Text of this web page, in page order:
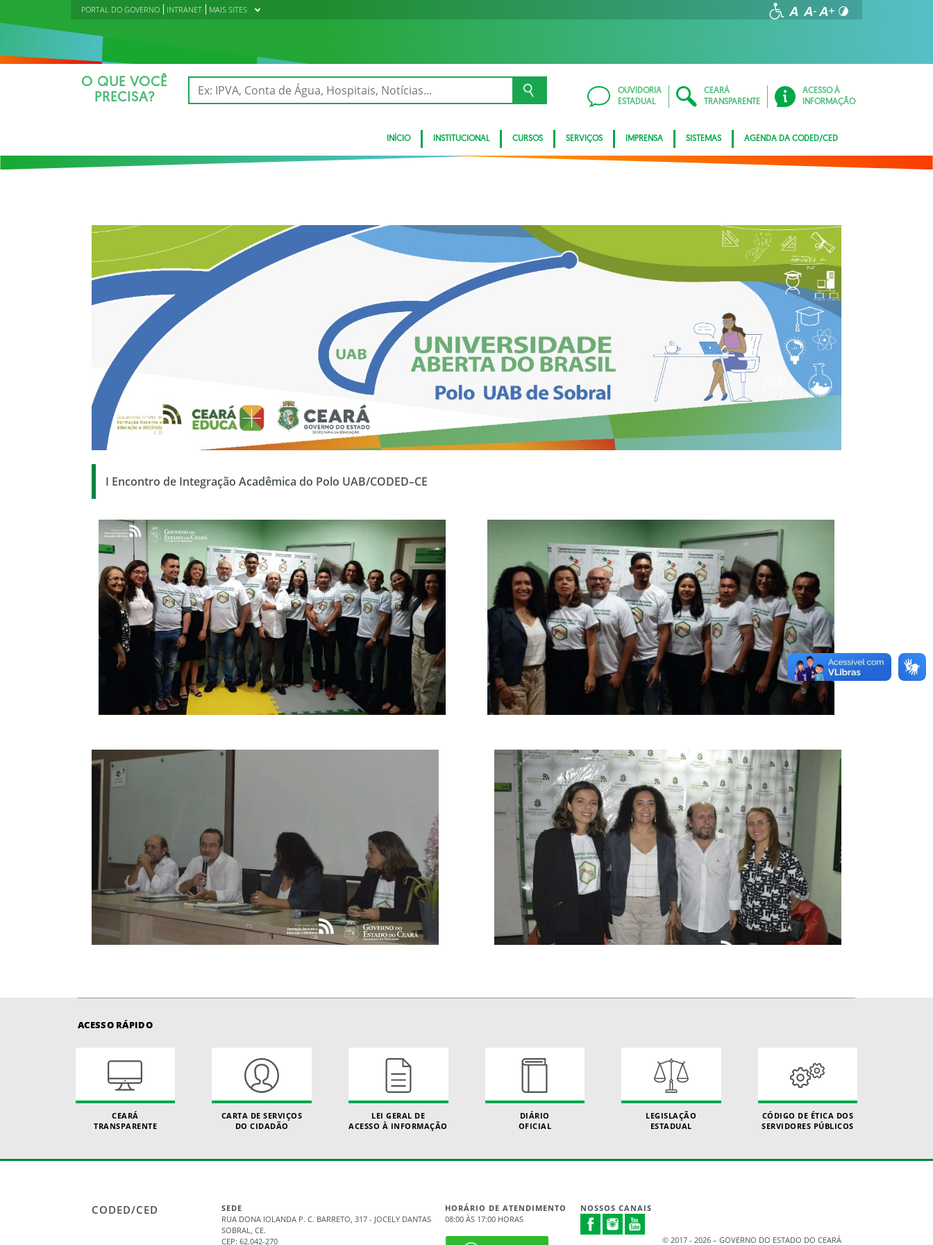
PORTAL DO GOVERNO INTRANET MAIS SITES
O QUE VOCÊ
PRECISA?
OUVIDORIA
ESTADUAL
CEARÁ
TRANSPARENTE
ACESSO À
INFORMAÇÃO
INÍCIO INSTITUCIONAL CURSOS SERVIÇOS IMPRENSA SISTEMAS AGENDA DA CODED/CED
I Encontro de Integração Acadêmica do Polo UAB/CODED–CE
ACESSO RÁPIDO
CEARÁ
TRANSPARENTE
CARTA DE SERVIÇOS
DO CIDADÃO
LEI GERAL DE
ACESSO À INFORMAÇÃO
DIÁRIO
OFICIAL
LEGISLAÇÃO
ESTADUAL
CÓDIGO DE ÉTICA DOS
SERVIDORES PÚBLICOS
CODED/CED
SEDE
RUA DONA IOLANDA P. C. BARRETO, 317 - JOCELY DANTAS
SOBRAL, CE.
CEP: 62.042-270
HORÁRIO DE ATENDIMENTO
08:00 ÀS 17:00 HORAS
NOSSOS CANAIS
© 2017 - 2026 – GOVERNO DO ESTADO DO CEARÁ